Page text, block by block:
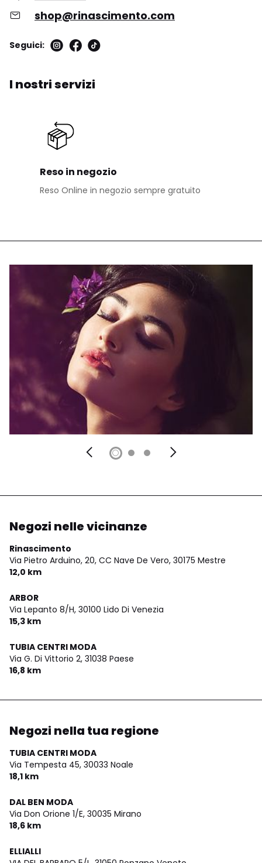
shop@rinascimento.com
Seguici:
I nostri servizi
Reso in negozio
Reso Online in negozio sempre gratuito
Negozi nelle vicinanze
Rinascimento
Via Pietro Arduino, 20, CC Nave De Vero, 30175 Mestre
12,0 km
ARBOR
Via Lepanto 8/H, 30100 Lido Di Venezia
15,3 km
TUBIA CENTRI MODA
Via G. Di Vittorio 2, 31038 Paese
16,8 km
Negozi nella tua regione
TUBIA CENTRI MODA
Via Tempesta 45, 30033 Noale
18,1 km
DAL BEN MODA
Via Don Orione 1/E, 30035 Mirano
18,6 km
ELLIALLI